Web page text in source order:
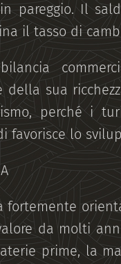
pareggio. Il
il tasso di
sua
perché i
favorisce lo
fortemente
da molti
prime, la